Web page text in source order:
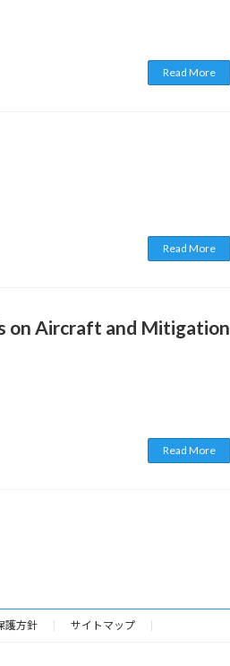
Read More
Read More
on Aircraft and Mitigation
Read More
護方針 サイトマップ